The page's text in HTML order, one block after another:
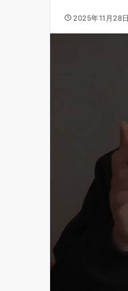
2025年11月28日